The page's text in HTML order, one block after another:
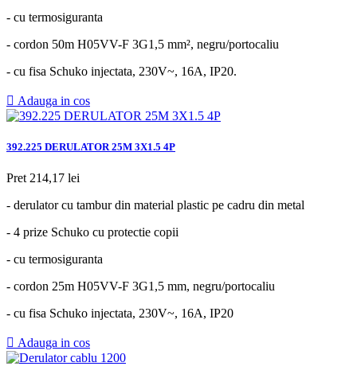
- cu termosiguranta
- cordon 50m H05VV-F 3G1,5 mm², negru/portocaliu
- cu fisa Schuko injectata, 230V~, 16A, IP20.
 Adauga in cos
392.225 DERULATOR 25M 3X1.5 4P
Pret 214,17 lei
- derulator cu tambur din material plastic pe cadru din metal
- 4 prize Schuko cu protectie copii
- cu termosiguranta
- cordon 25m H05VV-F 3G1,5 mm, negru/portocaliu
- cu fisa Schuko injectata, 230V~, 16A, IP20
 Adauga in cos